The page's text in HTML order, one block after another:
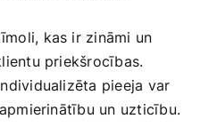
kas ir zināmi​ un
priekšrocības.
pieeja var
un uzticību.